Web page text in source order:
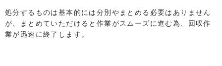
処分するものは基本的には分別やまとめる必要はありません
が、まとめていただけると作業がスムーズに進む為、回収作
業が迅速に終了します。